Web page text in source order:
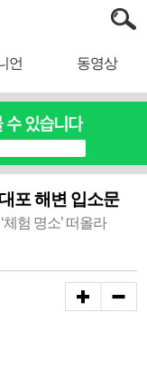
언 동영상
포 해변 입소문
험 명소’ 떠올라